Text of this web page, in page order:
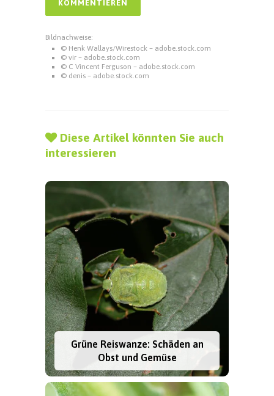
Bildnachweise:
© Henk Wallays/Wirestock – adobe.stock.com
© vir – adobe.stock.com
© C Vincent Ferguson – adobe.stock.com
© denis – adobe.stock.com
Diese Artikel könnten Sie auch
interessieren
Grüne Reiswanze: Schäden an
Obst und Gemüse